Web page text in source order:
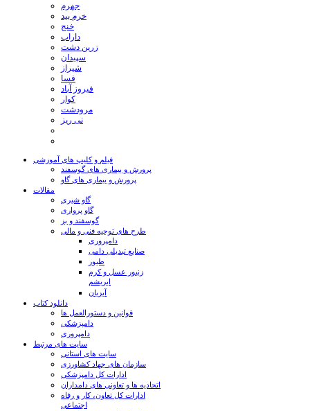
جهرم
خرم بید
خنج
داراب
زرین دشت
سپیدان
شیراز
فسا
فیروز آباد
کوار
مرودشت
نی ریز
فیلم و کلیپ های آموزشی
پرورش و بیماری های گوسفند
پرورش و بیماری های گاو
مقالات
گاو شیری
گاو پرواری
گوسفند و بز
طرح های توجیه فنی و مالی
دامپروری
صنایع تبدیلی دامی
طیور
زنبور عسل و کرم
ابریشم
آبزیان
دانلود کتاب
قوانین و دستورالعمل ها
دامپزشکی
دامپروری
سایت های مرتبط
سایت های استانی
سازمان های جهاد کشاورزی
ادارات کل دامپزشکی
اتحادیه ها و تعاونی های دامداران
ادارات کل تعاون، کار و رفاه
اجتماعی